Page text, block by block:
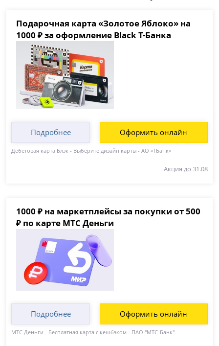
Подарочная карта «Золотое Яблоко» на
1000 ₽ за оформление Black Т-Банка
Подробнее Оформить онлайн
Дебетовая карта Блэк - Выберите дизайн карты - АО «ТБанк»
Акция до 31.08
1000 ₽ на маркетплейсы за покупки от 500
₽ по карте МТС Деньги
Подробнее Оформить онлайн
МТС Деньги - Бесплатная карта с кешбэком - ПАО "МТС-Банк"